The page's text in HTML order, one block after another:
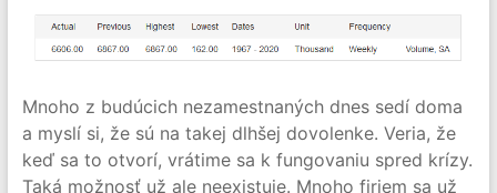
Mnoho z budúcich nezamestnaných dnes sedí doma
a myslí si, že sú na takej dlhšej dovolenke. Veria, že
keď sa to otvorí, vrátime sa k fungovaniu spred krízy.
Taká možnosť už ale neexistuje. Mnoho firiem sa už